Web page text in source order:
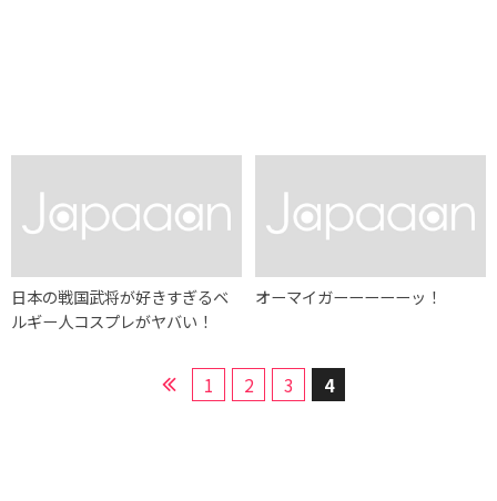
日本の戦国武将が好きすぎるベ
ルギー人コスプレがヤバい！
オーマイガーーーーーッ！
1 2 3 4